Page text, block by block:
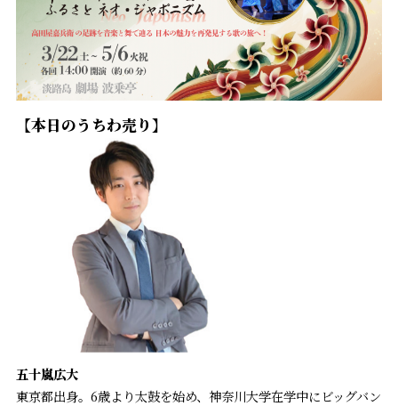
【本日のうちわ売り】
五十嵐広大
東京都出身。6歳より太鼓を始め、神奈川大学在学中にビッグバン